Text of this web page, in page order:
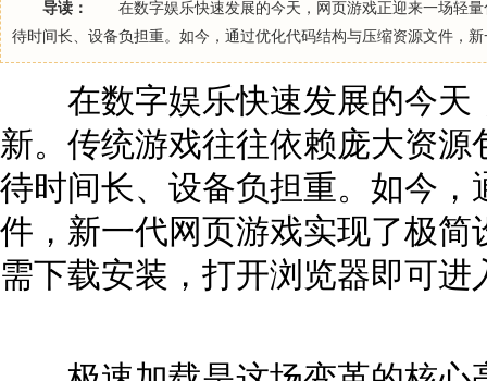
导读：
在数字娱乐快速发展的今天，网页游戏正迎来一场轻量
待时间长、设备负担重。如今，通过优化代码结构与压缩资源文件，
在数字娱乐快速发展的今天
新。传统游戏往往依赖庞大资
待时间长、设备负担重。如今
件，新一代网页游戏实现了极简
需下载安装，打开浏览器即可进